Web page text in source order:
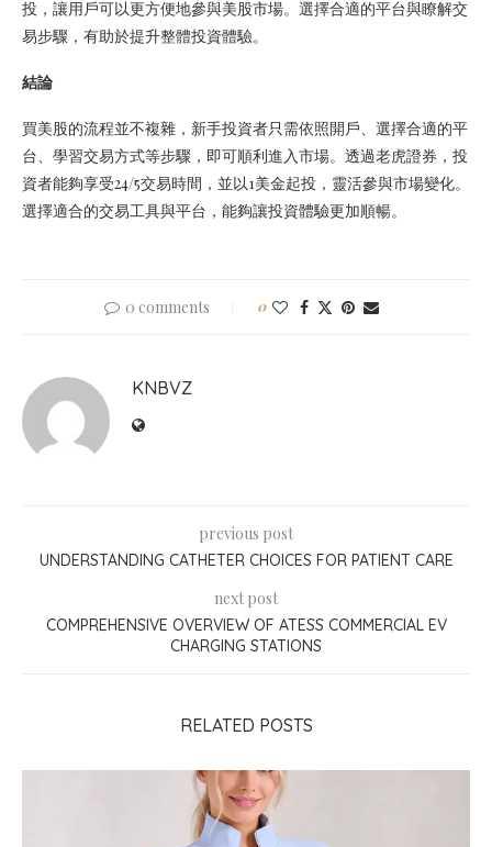
投，讓用戶可以更方便地參與美股市場。選擇合適的平台與瞭解交
易步驟，有助於提升整體投資體驗。
結論
買美股的流程並不複雜，新手投資者只需依照開戶、選擇合適的平
台、學習交易方式等步驟，即可順利進入市場。透過老虎證券，投
資者能夠享受24/5交易時間，並以1美金起投，靈活參與市場變化。
選擇適合的交易工具與平台，能夠讓投資體驗更加順暢。
0 comments 0
KNBVZ
previous post
UNDERSTANDING CATHETER CHOICES FOR PATIENT CARE
next post
COMPREHENSIVE OVERVIEW OF ATESS COMMERCIAL EV
CHARGING STATIONS
RELATED POSTS